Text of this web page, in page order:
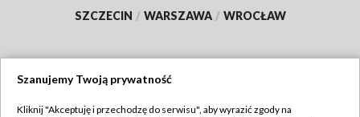
SZCZECIN / WARSZAWA / WROCŁAW
Szanujemy Twoją prywatność
Kliknij "Akceptuję i przechodzę do serwisu", aby wyrazić zgody na